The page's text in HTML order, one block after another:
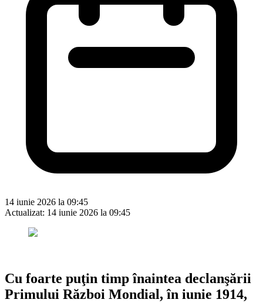
14 iunie 2026 la 09:45
Actualizat: 14 iunie 2026 la 09:45
Cu foarte puţin timp înaintea declanşării
Primului Război Mondial, în iunie 1914,